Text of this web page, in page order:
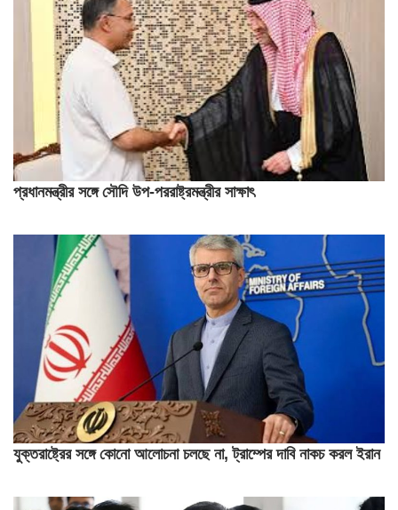
প্রধানমন্ত্রীর সঙ্গে সৌদি উপ-পররাষ্ট্রমন্ত্রীর সাক্ষাৎ
যুক্তরাষ্ট্রের সঙ্গে কোনো আলোচনা চলছে না, ট্রাম্পের দাবি নাকচ করল ইরান